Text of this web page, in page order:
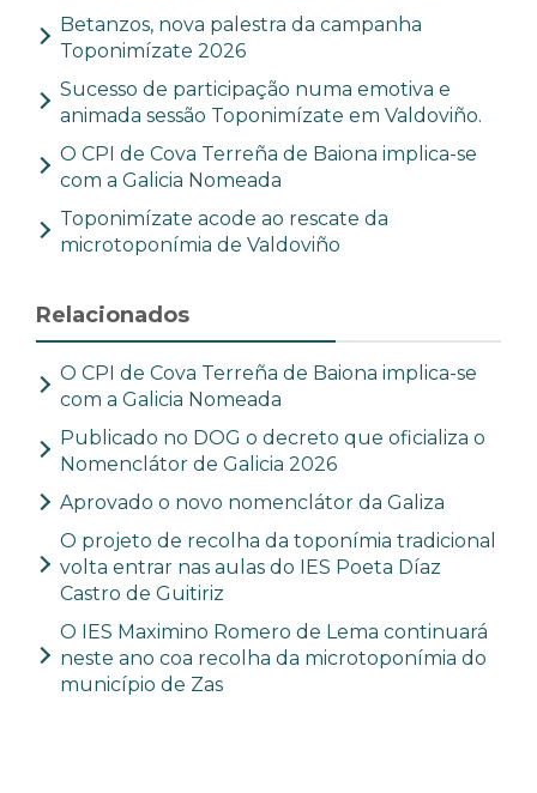
Betanzos, nova palestra da campanha
Toponimízate 2026
Sucesso de participação numa emotiva e
animada sessão Toponimízate em Valdoviño.
O CPI de Cova Terreña de Baiona implica-se
com a Galicia Nomeada
Toponimízate acode ao rescate da
microtoponímia de Valdoviño
Relacionados
O CPI de Cova Terreña de Baiona implica-se
com a Galicia Nomeada
Publicado no DOG o decreto que oficializa o
Nomenclátor de Galicia 2026
Aprovado o novo nomenclátor da Galiza
O projeto de recolha da toponímia tradicional
volta entrar nas aulas do IES Poeta Díaz
Castro de Guitiriz
O IES Maximino Romero de Lema continuará
neste ano coa recolha da microtoponímia do
município de Zas